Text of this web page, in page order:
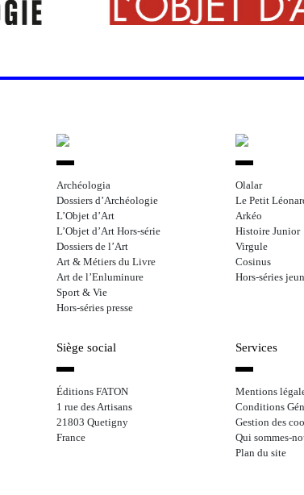
Archéologia
Dossiers d’Archéologie
L’Objet d’Art
L’Objet d’Art Hors-série
Dossiers de l’Art
Art & Métiers du Livre
Art de l’Enluminure
Sport & Vie
Hors-séries presse
Olalar
Le Petit
Arkéo
Histoire Junior
Virgule
Cosinus
Hors-séries
Siège social
Éditions FATON
1 rue des Artisans
21803 Quetigny
France
Services
Mentions
Conditions
Gestion des
Qui sommes-
Plan du site